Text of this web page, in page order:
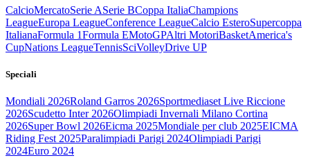
CalcioMercatoSerie ASerie BCoppa ItaliaChampions
LeagueEuropa LeagueConference LeagueCalcio EsteroSupercoppa
ItalianaFormula 1Formula EMotoGPAltri MotoriBasketAmerica's
CupNations LeagueTennisSciVolleyDrive UP
Speciali
Mondiali 2026Roland Garros 2026Sportmediaset Live Riccione
2026Scudetto Inter 2026Olimpiadi Invernali Milano Cortina
2026Super Bowl 2026Eicma 2025Mondiale per club 2025EICMA
Riding Fest 2025Paralimpiadi Parigi 2024Olimpiadi Parigi
2024Euro 2024